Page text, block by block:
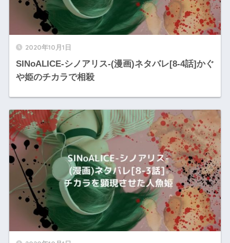
2020年10月1日
SINoALICE-シノアリス-(漫画)ネタバレ[8-4話]かぐ
や姫のチカラで相殺